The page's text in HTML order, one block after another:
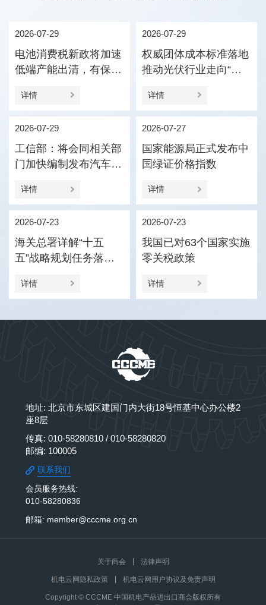
2026-07-29
电池消费税新政将加速
低端产能出清，有保有
详情
2026-07-29
权威团体成本标准落地
推动光伏行业走向“价
详情
2026-07-29
工信部：将会同相关部
门加快编制发布汽车企
指引
详情
2026-07-27
国家能源局正式发布中
国绿证价格指数
详情
2026-07-23
海关总署详解“十五
五”战略规划任务落实
大、进出口更加协调
详情
2026-07-23
我国已对63个国家实施
零关税政策
详情
地址: 北京市东城区建国门内大街18号恒基中心办公楼2
座8层
传真: 010-58280810 / 010-58280820
邮编: 100005
联系我们
会员服务热线:
010-58280836
邮箱: member@cccme.org.cn
关于商会 法律声明
机电云网隐私政策 机电云网用户协议及免责声明
Copyright © CCCME 中国机电产品进出口商会版权所有